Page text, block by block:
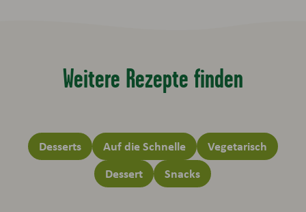
Weitere Rezepte finden
Desserts Auf die Schnelle
Vegetarisch
Dessert
Snacks